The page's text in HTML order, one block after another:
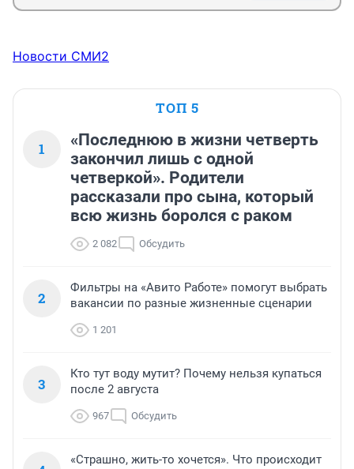
Новости СМИ2
ТОП 5
1
«Последнюю в жизни четверть
закончил лишь с одной
четверкой». Родители
рассказали про сына, который
всю жизнь боролся с раком
2 082 Обсудить
2
Фильтры на «Авито Работе» помогут выбрать
вакансии по разные жизненные сценарии
1 201
3
Кто тут воду мутит? Почему нельзя купаться
после 2 августа
967 Обсудить
«Страшно, жить-то хочется». Что происходит